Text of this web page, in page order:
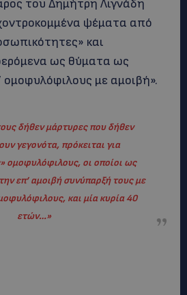
του Δημήτρη Λιγνάδη
ψέματα από
και
ως θύματα ως
ομοφυλόφιλους με αμοιβή».
δήθεν μάρτυρες που δήθεν
γεγονότα, πρόκειται για
ομοφυλόφιλους, οι οποίοι ως
επ’ αμοιβή συνύπαρξή τους με
και μία κυρία 40
ετών…»